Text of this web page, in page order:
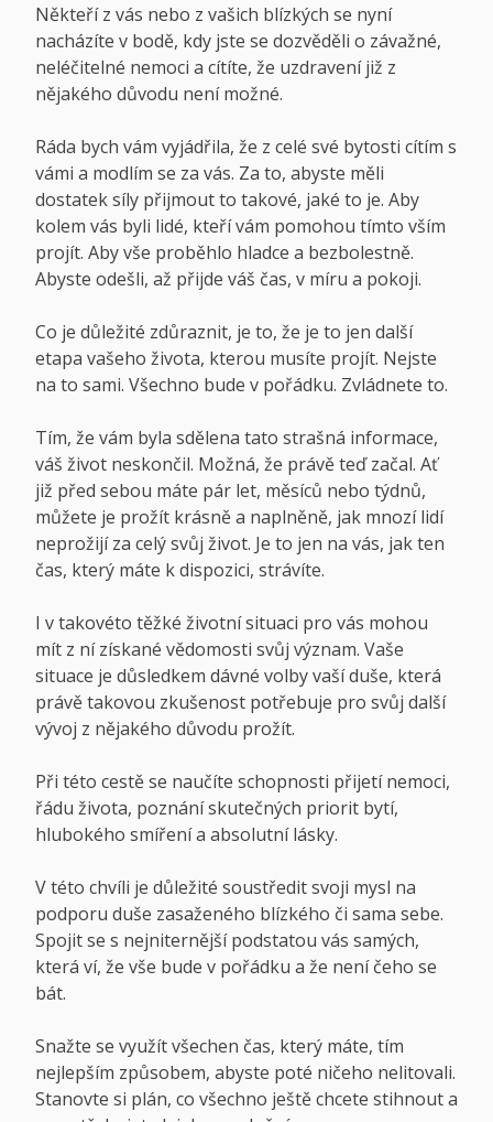
Někteří z vás nebo z vašich blízkých se nyní
nacházíte v bodě, kdy jste se dozvěděli o závažné,
neléčitelné nemoci a cítíte, že uzdravení již z
nějakého důvodu není možné.
Ráda bych vám vyjádřila, že z celé své bytosti cítím s
vámi a modlím se za vás. Za to, abyste měli
dostatek síly přijmout to takové, jaké to je. Aby
kolem vás byli lidé, kteří vám pomohou tímto vším
projít. Aby vše proběhlo hladce a bezbolestně.
Abyste odešli, až přijde váš čas, v míru a pokoji.
Co je důležité zdůraznit, je to, že je to jen další
etapa vašeho života, kterou musíte projít. Nejste
na to sami. Všechno bude v pořádku. Zvládnete to.
Tím, že vám byla sdělena tato strašná informace,
váš život neskončil. Možná, že právě teď začal. Ať
již před sebou máte pár let, měsíců nebo týdnů,
můžete je prožít krásně a naplněně, jak mnozí lidí
neprožijí za celý svůj život. Je to jen na vás, jak ten
čas, který máte k dispozici, strávíte.
I v takovéto těžké životní situaci pro vás mohou
mít z ní získané vědomosti svůj význam. Vaše
situace je důsledkem dávné volby vaší duše, která
právě takovou zkušenost potřebuje pro svůj další
vývoj z nějakého důvodu prožít.
Při této cestě se naučíte schopnosti přijetí nemoci,
řádu života, poznání skutečných priorit bytí,
hlubokého smíření a absolutní lásky.
V této chvíli je důležité soustředit svoji mysl na
podporu duše zasaženého blízkého či sama sebe.
Spojit se s nejniternější podstatou vás samých,
která ví, že vše bude v pořádku a že není čeho se
bát.
Snažte se využít všechen čas, který máte, tím
nejlepším způsobem, abyste poté ničeho nelitovali.
Stanovte si plán, co všechno ještě chcete stihnout a